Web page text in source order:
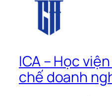
ICA – Học
chế doanh